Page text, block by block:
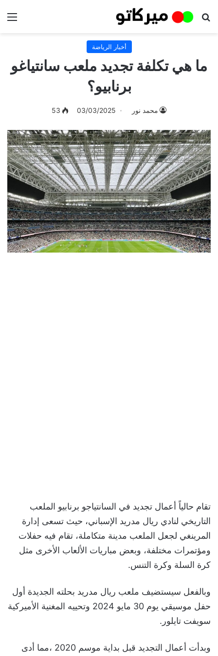
بحث عن
أخبار الرياضة
ما هي تكلفة تجديد ملعب سانتياغو
برنابيو؟
محمد نور 03/03/2025
53
تقام حالياً أعمال تجديد في السانتياجو برنابيو الملعب
التاريخي لنادي ريال مدريد الإسباني، حيث تسعى إدارة
المرينغي لجعل الملعب مدينة متكاملة، تقام فيه حفلات
ومؤتمرات مختلفة، وبعض مباريات الألعاب الأخرى مثل
كرة السلة وكرة التنس.
وبالفعل سيستضيف ملعب ريال مدريد بحلته الجديدة أول
حفل موسيقي يوم 30 مايو 2024 وتحييه المغنية الأميركية
سويفت تايلور.
وبدأت أعمال التجديد قبل بداية موسم 2020 ،مما أدى